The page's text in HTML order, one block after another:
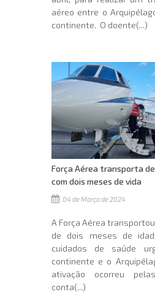
aéreo entre o
continente. O doente(...)
Força Aérea transporta
com dois meses de vida
04 de Março de 2024
A Força Aérea
de dois meses de
cuidados de saúde
continente e o
ativação ocorreu
conta(...)